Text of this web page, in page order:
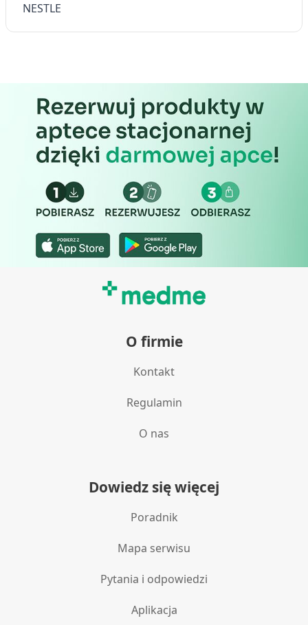
NESTLE
O firmie
Kontakt
Regulamin
O nas
Dowiedz się więcej
Poradnik
Mapa serwisu
Pytania i odpowiedzi
Aplikacja